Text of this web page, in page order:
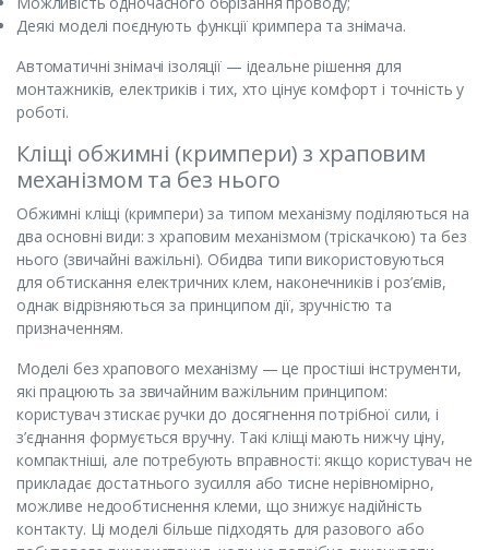
Деякі моделі поєднують функції кримпера та знімача.
Автоматичні знімачі ізоляції — ідеальне рішення для
монтажників, електриків і тих, хто цінує комфорт і точність у
роботі.
Кліщі обжимні (кримпери) з храповим
механізмом та без нього
Обжимні кліщі (кримпери) за типом механізму поділяються на
два основні види: з храповим механізмом (тріскачкою) та без
нього (звичайні важільні). Обидва типи використовуються
для обтискання електричних клем, наконечників і роз’ємів,
однак відрізняються за принципом дії, зручністю та
призначенням.
Моделі без храпового механізму — це простіші інструменти,
які працюють за звичайним важільним принципом:
користувач зтискає ручки до досягнення потрібної сили, і
з’єднання формується вручну. Такі кліщі мають нижчу ціну,
компактніші, але потребують вправності: якщо користувач не
прикладає достатнього зусилля або тисне нерівномірно,
можливе недообтиснення клеми, що знижує надійність
контакту. Ці моделі більше підходять для разового або